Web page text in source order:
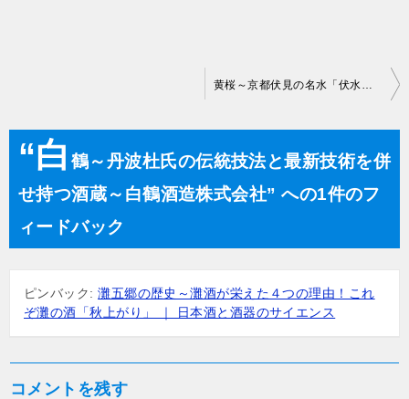
ナ
ビ
ゲ
ー
シ
ョ
“白 鶴～丹波杜氏の伝統技法と最新技術を併
せ持つ酒蔵～白鶴酒造株式会社” への1件のフ
ィードバック
ピンバック:灘五郷の歴史～灘酒が栄えた４つの理由！これ
ぞ灘の酒「秋上がり」 ｜ 日本酒と酒器のサイエンス
コメントを残す